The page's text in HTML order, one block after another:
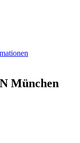
München